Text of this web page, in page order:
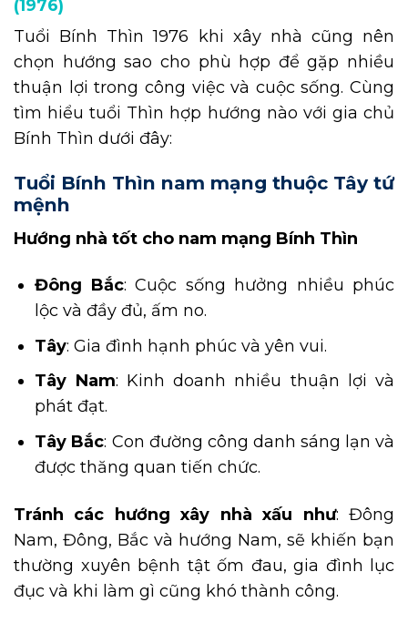
(1976)
Tuổi Bính Thìn 1976 khi xây nhà cũng nên
chọn hướng sao cho phù hợp để gặp nhiều
thuận lợi trong công việc và cuộc sống. Cùng
tìm hiểu tuổi Thìn hợp hướng nào với gia chủ
Bính Thìn dưới đây:
Tuổi Bính Thìn nam mạng thuộc Tây tứ
mệnh
Hướng nhà tốt cho nam mạng Bính Thìn
Đông Bắc: Cuộc sống hưởng nhiều phúc
lộc và đầy đủ, ấm no.
Tây: Gia đình hạnh phúc và yên vui.
Tây Nam: Kinh doanh nhiều thuận lợi và
phát đạt.
Tây Bắc: Con đường công danh sáng lạn và
được thăng quan tiến chức.
Tránh các hướng xây nhà xấu như: Đông
Nam, Đông, Bắc và hướng Nam, sẽ khiến bạn
thường xuyên bệnh tật ốm đau, gia đình lục
đục và khi làm gì cũng khó thành công.